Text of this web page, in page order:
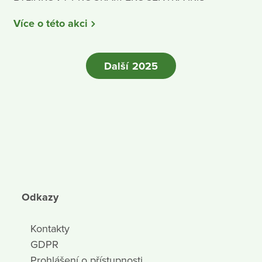
Více o této akci
Další 2025
Odkazy
Kontakty
GDPR